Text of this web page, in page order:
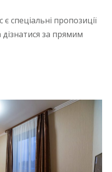
спеціальні пропозиції
за прямим